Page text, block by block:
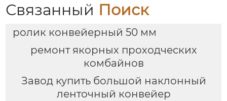
Связанный Поиск
ролик конвейерный 50 мм
ремонт якорных проходческих
комбайнов
Завод купить большой наклонный
ленточный конвейер